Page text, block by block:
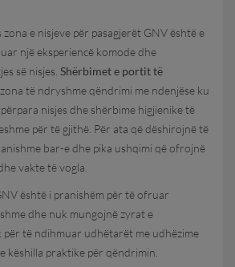
e nisjeve për pasagjerët GNV është e
një eksperiencë komode dhe
së nisjes. Shërbimet e portit të
të ndryshme qëndrimi me ndenjëse ku
nisjes dhe shërbime higjienike të
për të gjithë. Për ata që dëshirojnë të
bar-e dhe pika ushqimi që ofrojnë
vakte të vogla.
është i pranishëm për të ofruar
dhe nuk mungojnë zyrat e
të ndihmuar udhëtarët me udhëzime
këshilla praktike për qëndrimin.